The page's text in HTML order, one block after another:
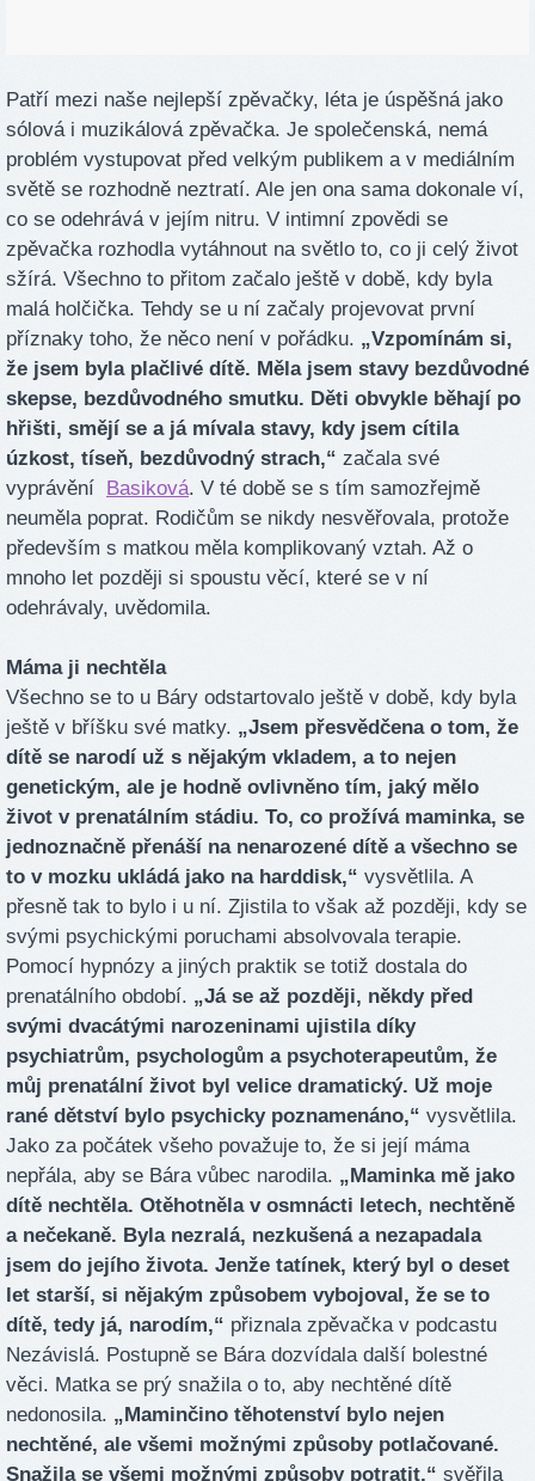
Patří mezi naše nejlepší zpěvačky, léta je úspěšná jako
sólová i muzikálová zpěvačka. Je společenská, nemá
problém vystupovat před velkým publikem a v mediálním
světě se rozhodně neztratí. Ale jen ona sama dokonale ví,
co se odehrává v jejím nitru. V intimní zpovědi se
zpěvačka rozhodla vytáhnout na světlo to, co ji celý život
sžírá. Všechno to přitom začalo ještě v době, kdy byla
malá holčička. Tehdy se u ní začaly projevovat první
příznaky toho, že něco není v pořádku. „Vzpomínám si,
že jsem byla plačlivé dítě. Měla jsem stavy bezdůvodné
skepse, bezdůvodného smutku. Děti obvykle běhají po
hřišti, smějí se a já mívala stavy, kdy jsem cítila
úzkost, tíseň, bezdůvodný strach,“ začala své
vyprávění
Basiková. V té době se s tím samozřejmě
neuměla poprat. Rodičům se nikdy nesvěřovala, protože
především s matkou měla komplikovaný vztah. Až o
mnoho let později si spoustu věcí, které se v ní
odehrávaly, uvědomila.
Máma ji nechtěla
Všechno se to u Báry odstartovalo ještě v době, kdy byla
ještě v bříšku své matky. „Jsem přesvědčena o tom, že
dítě se narodí už s nějakým vkladem, a to nejen
genetickým, ale je hodně ovlivněno tím, jaký mělo
život v prenatálním stádiu. To, co prožívá maminka, se
jednoznačně přenáší na nenarozené dítě a všechno se
to v mozku ukládá jako na harddisk,“ vysvětlila. A
přesně tak to bylo i u ní. Zjistila to však až později, kdy se
svými psychickými poruchami absolvovala terapie.
Pomocí hypnózy a jiných praktik se totiž dostala do
prenatálního období. „Já se až později, někdy před
svými dvacátými narozeninami ujistila díky
psychiatrům, psychologům a psychoterapeutům, že
můj prenatální život byl velice dramatický. Už moje
rané dětství bylo psychicky poznamenáno,“ vysvětlila.
Jako za počátek všeho považuje to, že si její máma
nepřála, aby se Bára vůbec narodila. „Maminka mě jako
dítě nechtěla. Otěhotněla v osmnácti letech, nechtěně
a nečekaně. Byla nezralá, nezkušená a nezapadala
jsem do jejího života. Jenže tatínek, který byl o deset
let starší, si nějakým způsobem vybojoval, že se to
dítě, tedy já, narodím,“ přiznala zpěvačka v podcastu
Nezávislá. Postupně se Bára dozvídala další bolestné
věci. Matka se prý snažila o to, aby nechtěné dítě
nedonosila. „Maminčino těhotenství bylo nejen
nechtěné, ale všemi možnými způsoby potlačované.
Snažila se všemi možnými způsoby potratit,“ svěřila